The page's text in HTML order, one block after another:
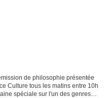
de philosophie présentée
Culture tous les matins entre 10h
spéciale sur l'un des genres